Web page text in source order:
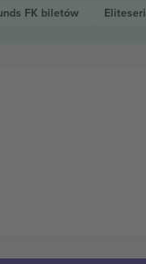
FK biletów